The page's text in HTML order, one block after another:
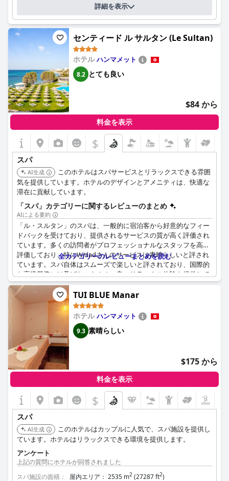
詳細を表示
センティード ル サルタン (Le Sultan)
ホテルハンマメット
8.2 とても良い
$84 から
料金を表示
$
スパ
AI生成
このホテルはスパサービスとリラックスできる雰囲
気を提供しています。ホテルのデザインとアメニティは、快適な
滞在に貢献しています。
「スパ」カテゴリーに関するレビューのまとめ
AIによる要約
「ル・スルタン」のスパは、一般的に宿泊客から好意的なフィー
ドバックを受けており、提供されるサービスの質が高く評価され
ています。多くの訪問者がプロフェッショナルなスタッフを高く
評価しており、特にWidadさんのサービスは素晴らしいと評され
ています。スパ自体はスムーズで楽しいと評されており、国際的
な高級基準には及ばないものの、良いリラックス体験を提供して
います。
施設の豪華さの点で期待外れだと感じる宿泊客もいますが、多く
の人が、提供されるリラックス効果のためには訪れる価値がある
と同意しています。スパには屋内温水プールとジャグジーがあ
り、宿泊客に人気です。しかし、スパの効果が低い、マッサージ
が手早く、あまり効果がないという批判もあります。
ハマムやその他のスパトリートメントの追加料金は、一部の宿泊
客にとって予想外のようです。そのため、将来の訪問者は、事前
に料金の詳細を確認しておく必要があります。ハマムやマッサー
ジなどのスパサービスの予約が取りにくいことは、より良い予約
システムやキャパシティの増強が必要であることを示唆していま
す。
要約すると、「ル・スルタン」のスパは、最高の豪華さを提供す
るものではないかもしれませんが、称賛に値するサービスと、幅
お勧めできます。
全カテゴリーのレビューまとめを読む
TUI BLUE Manar
ホテルハンマメット
9.3 素晴らしい
$175 から
料金を表示
$
スパ
AI生成
このホテルはカップルに人気で、スパ施設を提供し
ています。ホテルはリラックスできる環境を提供します。
アンケート
上記の質問にホテルが回答されました
スパ施設の面積：
屋内エリア： 2535 m2 (27287 ft2)